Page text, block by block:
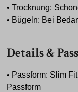
• Trocknung:
• Bügeln: Bei
Details &
• Passform: Slim
Passform